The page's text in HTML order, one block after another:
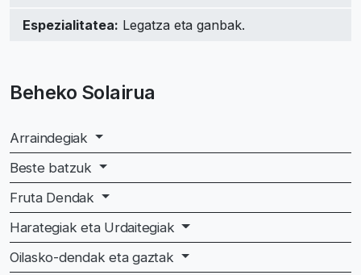
Espezialitatea: Legatza eta ganbak.
Beheko Solairua
Arraindegiak
Beste batzuk
Fruta Dendak
Harategiak eta Urdaitegiak
Oilasko-dendak eta gaztak